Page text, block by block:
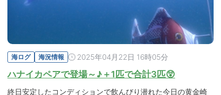
海ログ 海況情報 2025年04月22日 16時05分
ハナイカペアで登場～♪＋1匹で合計3匹😲
終日安定したコンディションで飲んびり潜れた今日の黄金崎